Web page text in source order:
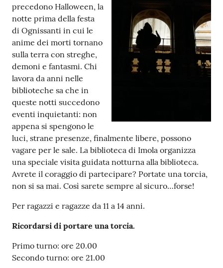
Casa
Piani
Archivio
storico
Decentrate
Patto
per
la
su
precedono Halloween, la
notte prima della festa
di Ognissanti in cui le
anime dei morti tornano
sulla terra con streghe,
demoni e fantasmi. Chi
lavora da anni nelle
biblioteche sa che in
queste notti succedono
eventi inquietanti: non
appena si spengono le
luci, strane presenze, finalmente libere, possono
vagare per le sale. La biblioteca di Imola organizza
una speciale visita guidata notturna alla biblioteca.
Avrete il coraggio di partecipare? Portate una torcia,
non si sa mai. Così sarete sempre al sicuro…forse!
Per ragazzi e ragazze da 11 a 14 anni.
Ricordarsi di portare una torcia.
Primo turno: ore 20.00
Secondo turno: ore 21.00